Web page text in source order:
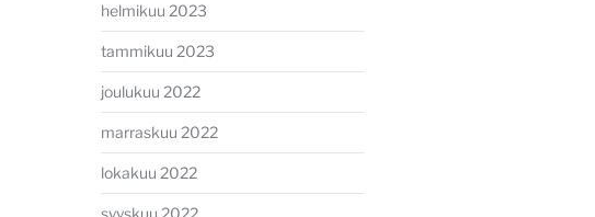
helmikuu 2023
tammikuu 2023
joulukuu 2022
marraskuu 2022
lokakuu 2022